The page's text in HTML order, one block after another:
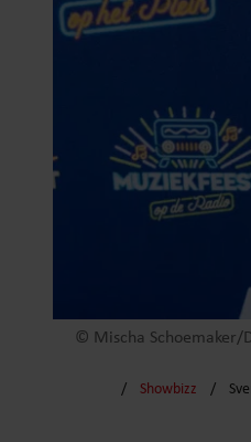
© Mischa Schoemaker/
Showbizz